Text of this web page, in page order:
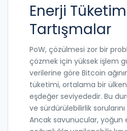
Enerji
Tartışmalar
PoW, çözülmesi zor bir
çözmek için yüksek işlem
verilerine göre Bitcoin
tüketimi, ortalama bir
eşdeğer seviyededir. Bu
ve sürdürülebilirlik
Ancak savunucular, yoğun